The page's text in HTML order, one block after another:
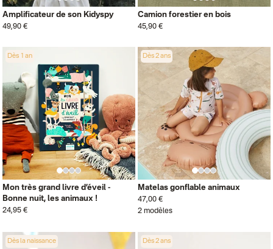
Amplificateur de son Kidyspy
49,90 €
Camion forestier en bois
45,90 €
Dès 1 an
Mon très grand livre d’éveil -
Bonne nuit, les animaux !
24,95 €
Dès 2 ans
Matelas gonflable animaux
47,00 €
2 modèles
Dès la naissance Dès 2 ans